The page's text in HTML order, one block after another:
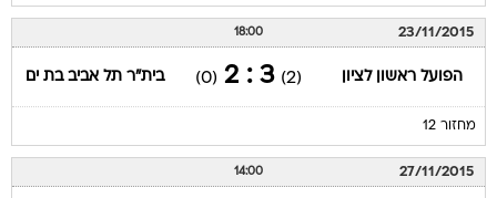
23/11/2015
18:00
הפועל ראשון לציון (2)
3 : 2
(0) בית"ר תל אביב בת ים
מחזור 12
27/11/2015
14:00